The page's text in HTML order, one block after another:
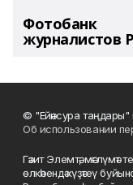
Фотобанк
журналистов
© "Ейәнсура таңдары"
Об использовании
Гәзит Элемтә,
өлкәһендә күҙәтеү